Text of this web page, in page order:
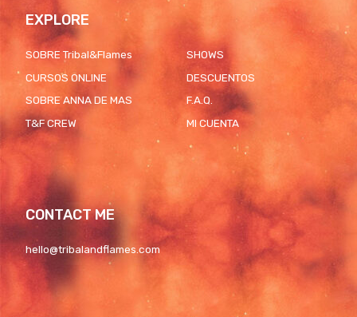
EXPLORE
SOBRE Tribal&Flames
CURSOS ONLINE
SOBRE ANNA DE MAS
T&F CREW
SHOWS
DESCUENTOS
F.A.Q.
MI CUENTA
CONTACT ME
hello@tribalandflames.com